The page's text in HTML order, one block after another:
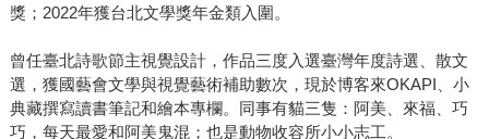
獎；2022年獲台北文學獎年金類入圍。
曾任臺北詩歌節主視覺設計，作品三度入選臺灣年度詩選、散文
選，獲國藝會文學與視覺藝術補助數次，現於博客來OKAPI、小
典藏撰寫讀書筆記和繪本專欄。同事有貓三隻：阿美、來福、巧
巧，每天最愛和阿美鬼混；也是動物收容所小小志工。